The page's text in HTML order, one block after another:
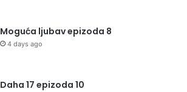
Moguća ljubav epizoda 8
4 days ago
Daha 17 epizoda 10